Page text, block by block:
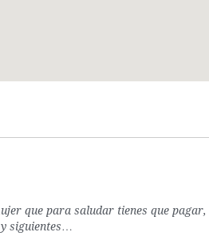
que para saludar tienes que pagar,
siguientes…